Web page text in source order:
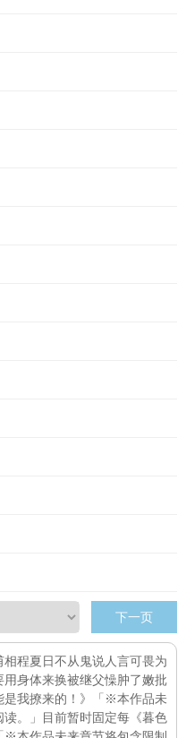
下一页
相程夏日不从 鬼说人言可畏为
用身体来换被继父懆肿了嫩批
是我撩来的！》「※本作品未
。」目前暂时固定每 《暮色